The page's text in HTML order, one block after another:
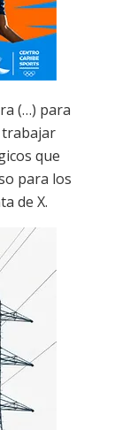
(…) para
que
para los
de X.